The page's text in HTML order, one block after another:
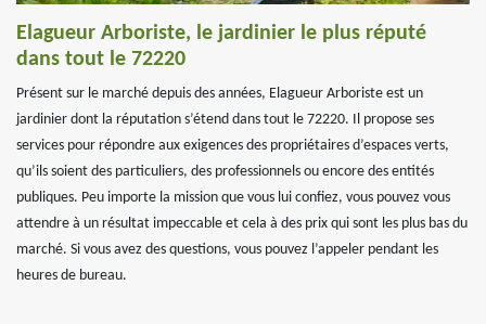
Elagueur Arboriste, le jardinier le plus réputé
dans tout le 72220
Présent sur le marché depuis des années, Elagueur Arboriste est un
jardinier dont la réputation s’étend dans tout le 72220. Il propose ses
services pour répondre aux exigences des propriétaires d’espaces verts,
qu’ils soient des particuliers, des professionnels ou encore des entités
publiques. Peu importe la mission que vous lui confiez, vous pouvez vous
attendre à un résultat impeccable et cela à des prix qui sont les plus bas du
marché. Si vous avez des questions, vous pouvez l’appeler pendant les
heures de bureau.